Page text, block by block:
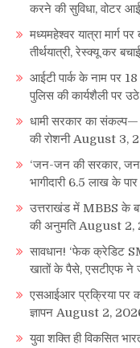
करने की सुविधा, वोटर
मध्यमहेश्वर यात्रा मार्ग
तीर्थयात्री, रेस्क्यू कर
आईटी पार्क के नाम पर 18
पुलिस की कार्यशैली पर
धामी सरकार का
की रोशनी August 3,
‘जन-जन की सरकार,
भागीदारी 6.5 लाख के पार
उत्तराखंड में MBBS के
की अनुमति August 2,
सावधान! ‘फेक क्रेडिट
खातों के पैसे, एसटीएफ ने
एसआईआर प्रक्रिया पर
ज्ञापन August 2,
युवा शक्ति ही विकसित